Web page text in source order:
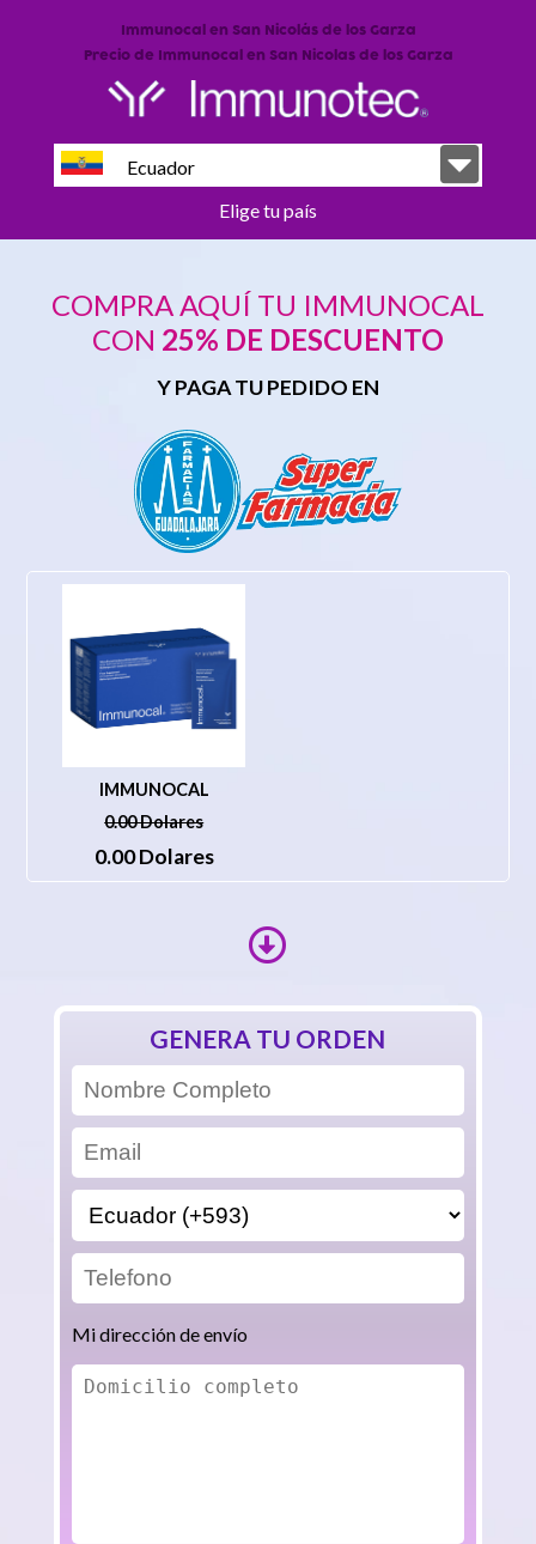
Immunocal en San Nicolás de los Garza
Precio de Immunocal en San Nicolas de los Garza
Ecuador
Elige tu país
COMPRA AQUÍ TU IMMUNOCAL
CON 25% DE DESCUENTO
Y PAGA TU PEDIDO EN
IMMUNOCAL
0.00 Dolares
0.00 Dolares
GENERA TU ORDEN
Mi dirección de envío